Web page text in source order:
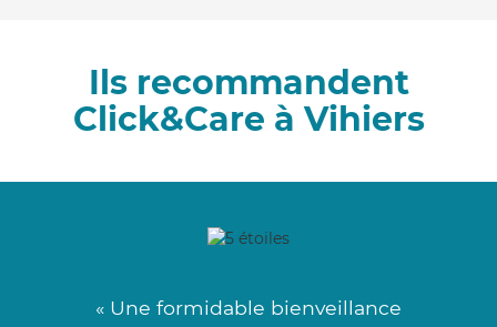
Ils recommandent
Click&Care à Vihiers
« Une formidable bienveillance